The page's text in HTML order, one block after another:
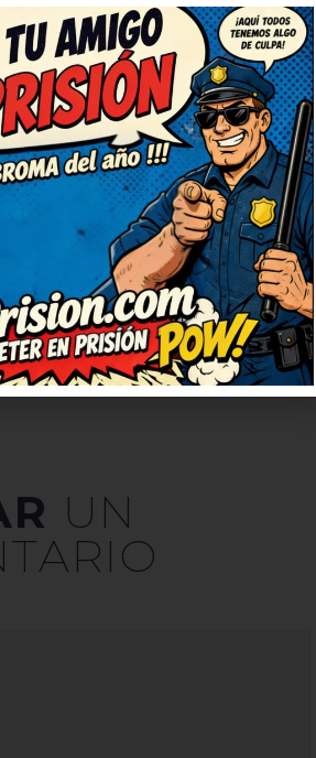
at
RESPONDER
chiste, muy simpático
ingenioso y bien
Así da
sano y con mucha
quedado con una
¡genial!
UN